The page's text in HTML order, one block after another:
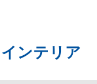
ンテリア